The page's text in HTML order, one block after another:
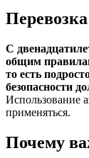
С
общим
то есть
безопасности
Использование
применяться.
Почему